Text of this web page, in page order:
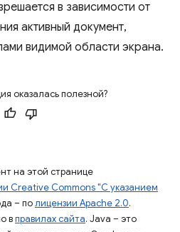
в зависимости от
активный документ,
видимой области экрана.
оказалась полезной?
на этой странице
Creative Commons "С указанием
– полицензии Apache 2.0.
вправилах сайта. Java – это